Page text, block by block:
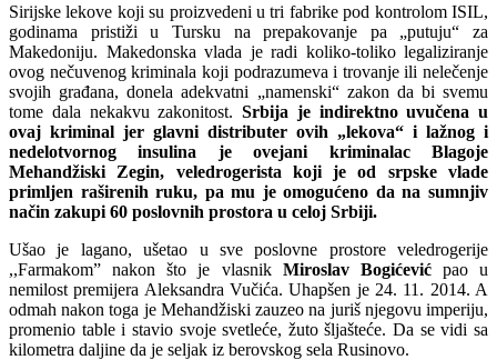
Sirijske lekove koji su proizvedeni u tri fabrike pod kontrolom ISIL,
godinama pristiži u Tursku na prepakovanje pa „putuju“ za
Makedoniju. Makedonska vlada je radi koliko-toliko legaliziranje
ovog nečuvenog kriminala koji podrazumeva i trovanje ili nelečenje
svojih građana, donela adekvatni „namenski“ zakon da bi svemu
tome dala nekakvu zakonitost. Srbija je indirektno uvučena u
ovaj kriminal jer glavni distributer ovih „lekova“ i lažnog i
nedelotvornog insulina je ovejani kriminalac Blagoje
Mehandžiski Zegin, veledrogerista koji je od srpske vlade
primljen raširenih ruku, pa mu je omogućeno da na sumnjiv
način zakupi 60 poslovnih prostora u celoj Srbiji.
Ušao je lagano, ušetao u sve poslovne prostore veledrogerije
,,Farmakom” nakon što je vlasnikMiroslav Bogićević pao u
nemilost premijera Aleksandra Vučića. Uhapšen je 24. 11. 2014. A
odmah nakon toga je Mehandžiski zauzeo na juriš njegovu imperiju,
promenio table i stavio svoje svetleće, žuto šljašteće. Da se vidi sa
kilometra daljine da je seljak iz berovskog sela Rusinovo.